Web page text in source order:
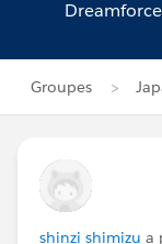
Groupes
shinzi shimizu a